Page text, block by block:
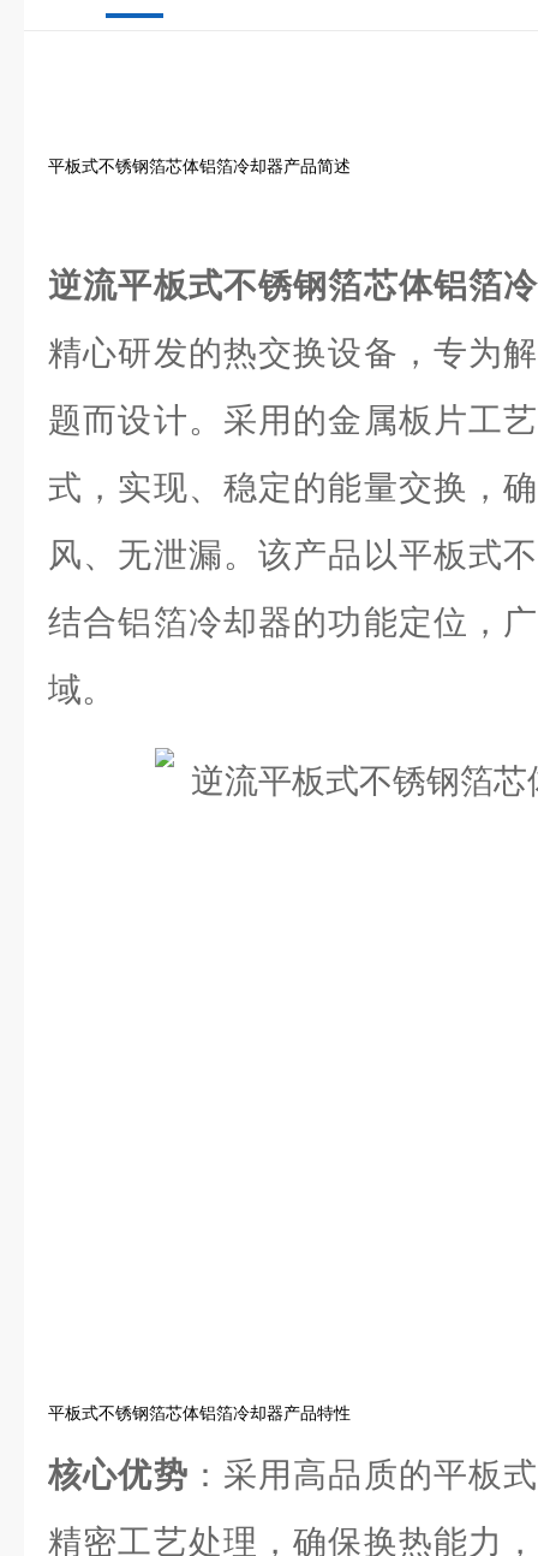
平板式不锈钢箔芯体铝箔冷却器产品简述
逆流平板式不锈钢箔芯体铝箔
精心研发的热交换设备，专为
题而设计。采用的金属板片工
式，实现、稳定的能量交换，
风、无泄漏。该产品以平板式
结合铝箔冷却器的功能定位，
域。
平板式不锈钢箔芯体铝箔冷却器产品特性
核心优势 ：采用高品质的平板
精密工艺处理，确保换热能力